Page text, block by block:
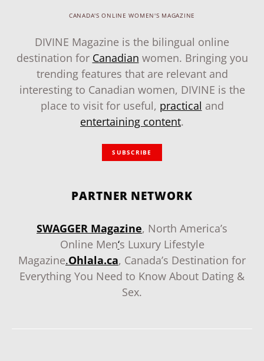
CANADA'S ONLINE WOMEN'S MAGAZINE
DIVINE Magazine is the bilingual online
destination for Canadian women. Bringing you
trending features that are relevant and
interesting to Canadian women, DIVINE is the
place to visit for useful, practical and
entertaining content.
SUBSCRIBE
PARTNER NETWORK
SWAGGER Magazine, North America’s
Online Men‘s Luxury Lifestyle
Magazine.Ohlala.ca, Canada’s Destination for
Everything You Need to Know About Dating &
Sex.